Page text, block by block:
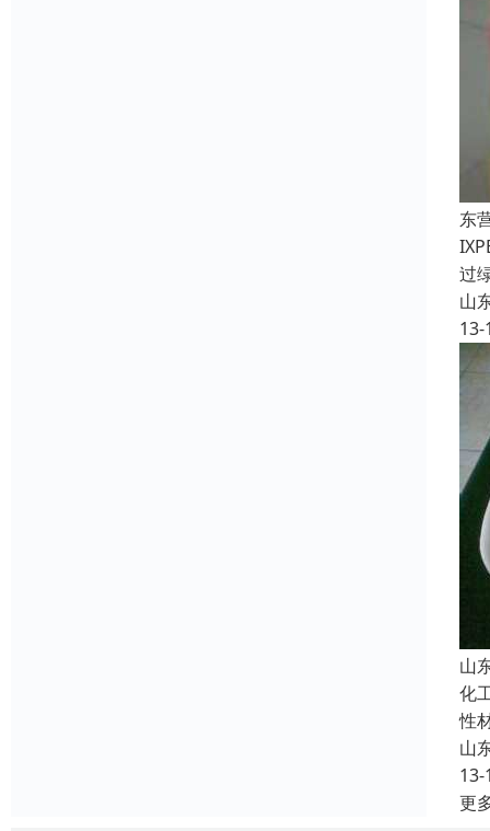
东
过
山
13-
山
化
性
山
13-
更